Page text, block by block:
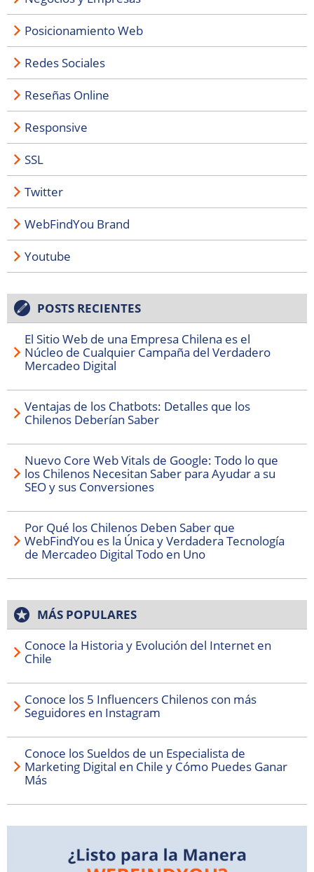
Posicionamiento Web
Redes Sociales
Reseñas Online
Responsive
SSL
Twitter
WebFindYou Brand
Youtube
POSTS RECIENTES
El Sitio Web de una Empresa Chilena es el
Núcleo de Cualquier Campaña del Verdadero
Mercadeo Digital
Ventajas de los Chatbots: Detalles que los
Chilenos Deberían Saber
Nuevo Core Web Vitals de Google: Todo lo que
los Chilenos Necesitan Saber para Ayudar a su
SEO y sus Conversiones
Por Qué los Chilenos Deben Saber que
WebFindYou es la Única y Verdadera Tecnología
de Mercadeo Digital Todo en Uno
MÁS POPULARES
Conoce la Historia y Evolución del Internet en
Chile
Conoce los 5 Influencers Chilenos con más
Seguidores en Instagram
Conoce los Sueldos de un Especialista de
Marketing Digital en Chile y Cómo Puedes Ganar
Más